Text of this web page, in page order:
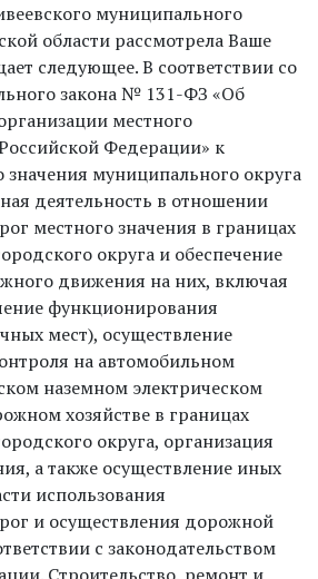
муниципального
области рассмотрела Ваше
следующее. В соответствии со
закона № 131-ФЗ «Об
местного
Федерации» к
значения муниципального округа
деятельность в отношении
местного значения в границах
округа и обеспечение
движения на них, включая
функционирования
мест), осуществление
на автомобильном
наземном электрическом
хозяйстве в границах
округа, организация
а также осуществление иных
использования
и осуществления дорожной
с законодательством